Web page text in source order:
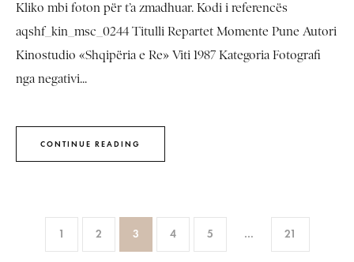
Kliko mbi foton për t’a zmadhuar. Kodi i referencës
aqshf_kin_msc_0244 Titulli Repartet Momente Pune Autori
Kinostudio «Shqipëria e Re» Viti 1987 Kategoria Fotografi
nga negativi...
CONTINUE READING
1 2 3 4 5 … 21